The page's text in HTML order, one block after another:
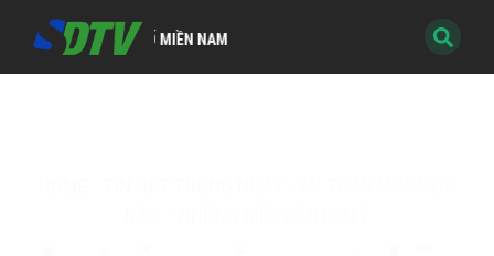
KỸ THUẬT SỐ MIỀN NAM